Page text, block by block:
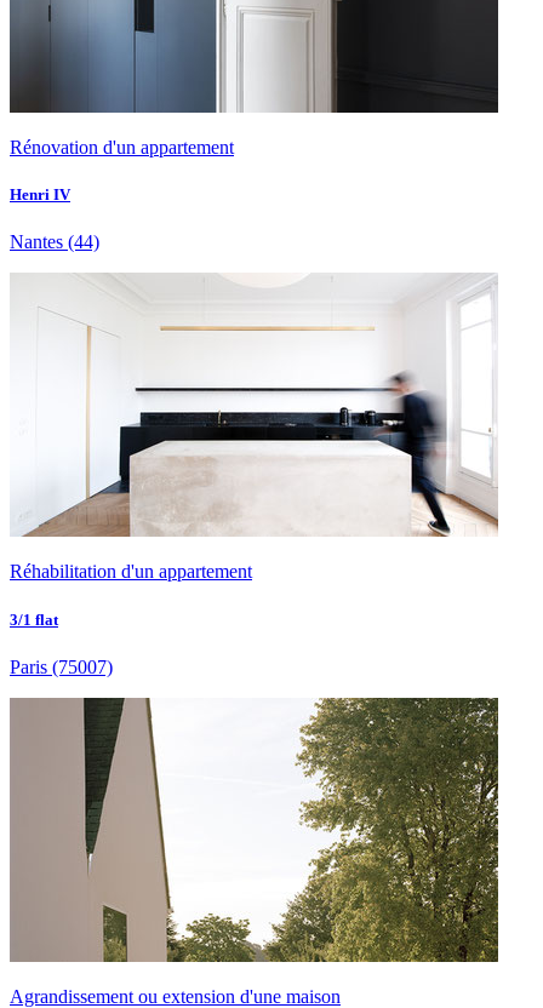
Rénovation d'un appartement
Henri IV
Nantes (44)
Réhabilitation d'un appartement
3/1 flat
Paris (75007)
Agrandissement ou extension d'une maison